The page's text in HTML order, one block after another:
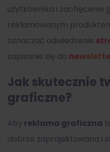
użytkownika i zachęcenie
reklamowanym
oznaczać odwiedzenie
zapisanie się do
Jak skutecznie
graficzne?
Aby reklama graficzna
dobrze zaprojektowana i